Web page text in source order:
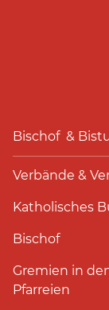
Bischof &
Verbände &
Katholisches
Bischof
Gremien in
Pfarreien